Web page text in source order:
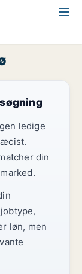
ledige
din
løn, men